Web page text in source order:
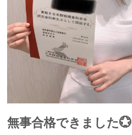
無事合格できました💮